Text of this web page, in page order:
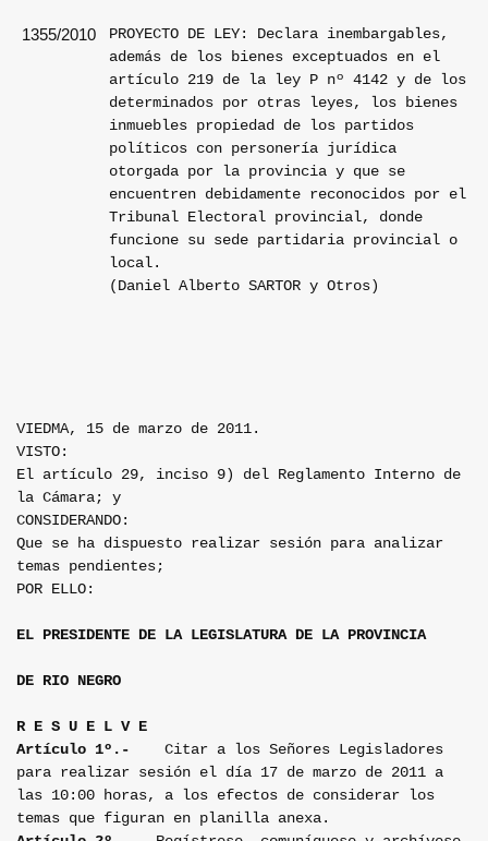
1355/2010
PROYECTO DE LEY: Declara inembargables,
además de los bienes exceptuados en el
artículo 219 de la ley P nº 4142 y de los
determinados por otras leyes, los bienes
inmuebles propiedad de los partidos
políticos con personería jurídica
otorgada por la provincia y que se
encuentren debidamente reconocidos por el
Tribunal Electoral provincial, donde
funcione su sede partidaria provincial o
local.
(Daniel Alberto SARTOR y Otros)
VIEDMA, 15 de marzo de 2011.
VISTO:
El artículo 29, inciso 9) del Reglamento Interno de
la Cámara; y
CONSIDERANDO:
Que se ha dispuesto realizar sesión para analizar
temas pendientes;
POR ELLO:
EL PRESIDENTE DE LA LEGISLATURA DE LA PROVINCIA
DE RIO NEGRO
R E S U E L V E
Artículo 1º.-
Citar a los Señores Legisladores
para realizar sesión el día 17 de marzo de 2011 a
las 10:00 horas, a los efectos de considerar los
temas que figuran en planilla anexa.